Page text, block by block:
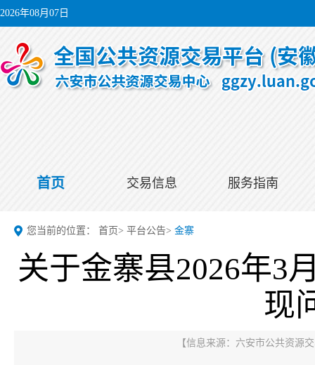
2026年08月07日
首页 交易信息 服务指南
您当前的位置： 首页> 平台公告> 金寨
关于金寨县2026年3
现
【信息来源： 六安市公共资源